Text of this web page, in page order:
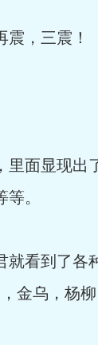
，三震！
面显现出
。
看到了各
金乌，杨